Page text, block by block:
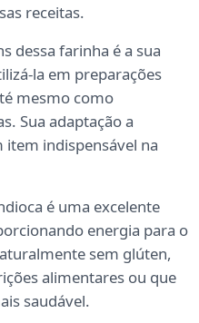
receitas.
dessa farinha é a sua
la em preparações
mesmo como
Sua adaptação a
indispensável na
é uma excelente
energia para o
sem glúten,
alimentares ou que
saudável.